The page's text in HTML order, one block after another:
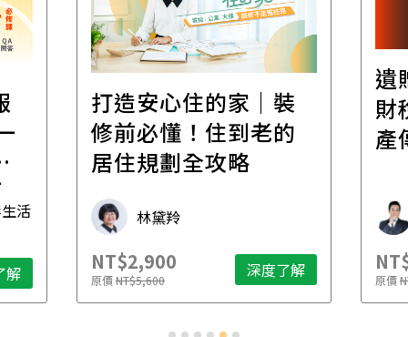
活
解
打造安心住的家｜裝
修前必懂！住到老的
居住規劃全攻略
林黛羚
NT$2,900
原價NT$5,600 深度了解
遺
財
產
原價